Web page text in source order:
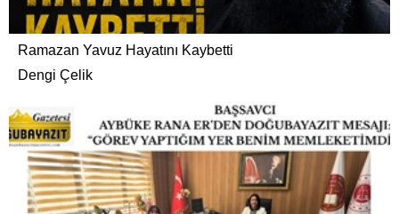
Ramazan Yavuz Hayatını Kaybetti
Dengi Çelik